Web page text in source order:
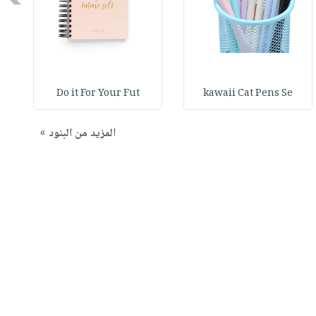
kawaii Cat Pens Se
Do it For Your Fut
المزيد من البنود »